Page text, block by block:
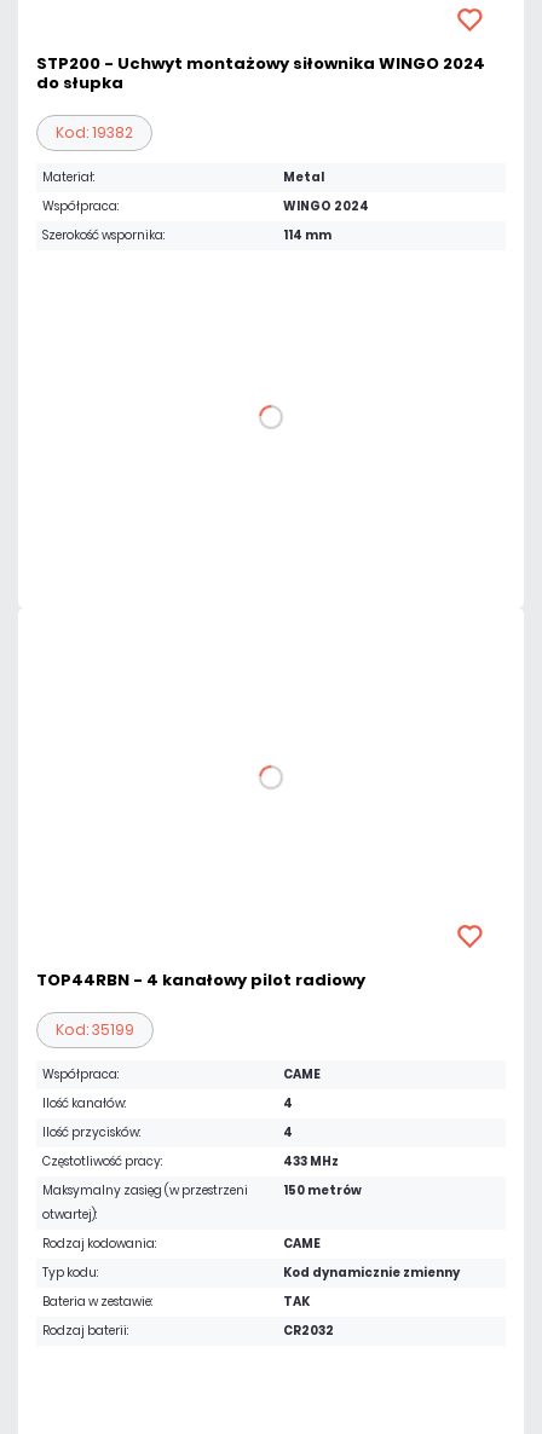
STP200 - Uchwyt montażowy siłownika WINGO 2024
do słupka
Kod: 19382
Materiał:
Metal
Współpraca:
WINGO 2024
Szerokość wspornika:
114 mm
DO KOSZYKA
TOP44RBN - 4 kanałowy pilot radiowy
Kod: 35199
Współpraca:
CAME
Ilość kanałów:
4
Ilość przycisków:
4
Częstotliwość pracy:
433 MHz
Maksymalny zasięg (w przestrzeni
otwartej):
150 metrów
Rodzaj kodowania:
CAME
Typ kodu:
Kod dynamicznie zmienny
Bateria w zestawie:
TAK
Rodzaj baterii:
CR2032